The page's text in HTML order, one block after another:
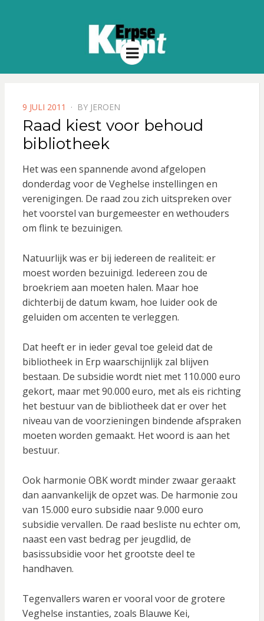
Menu
POSTED
ON
9 JULI 2011 BY JEROEN
Raad kiest voor behoud
bibliotheek
Het was een spannende avond afgelopen
donderdag voor de Veghelse instellingen en
verenigingen. De raad zou zich uitspreken over
het voorstel van burgemeester en wethouders
om flink te bezuinigen.
Natuurlijk was er bij iedereen de realiteit: er
moest worden bezuinigd. Iedereen zou de
broekriem aan moeten halen. Maar hoe
dichterbij de datum kwam, hoe luider ook de
geluiden om accenten te verleggen.
Dat heeft er in ieder geval toe geleid dat de
bibliotheek in Erp waarschijnlijk zal blijven
bestaan. De subsidie wordt niet met 110.000 euro
gekort, maar met 90.000euro, met als eis richting
het bestuur van de bibliotheek dat er over het
niveau van de voorzieningen bindende afspraken
moeten worden gemaakt. Het woord is aan het
bestuur.
Ook harmonie OBK wordt minder zwaar geraakt
dan aanvankelijk de opzet was. De harmonie zou
van 15.000 euro subsidie naar 9.000 euro
subsidie vervallen. De raad besliste nu echter om,
naast een vast bedrag per jeugdlid, de
basissubsidie voor het grootste deel te
handhaven.
Tegenvallers waren er vooral voor de grotere
Veghelse instanties, zoals Blauwe Kei,